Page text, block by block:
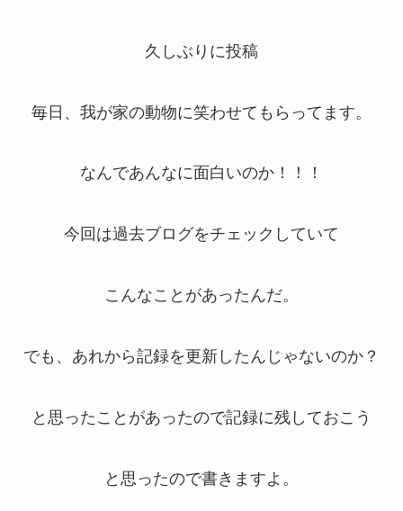
久しぶりに投稿
毎日、我が家の動物に笑わせてもらってます。
なんであんなに面白いのか！！！
今回は過去ブログをチェックしていて
こんなことがあったんだ。
でも、あれから記録を更新したんじゃないのか？
と思ったことがあったので記録に残しておこう
と思ったので書きますよ。